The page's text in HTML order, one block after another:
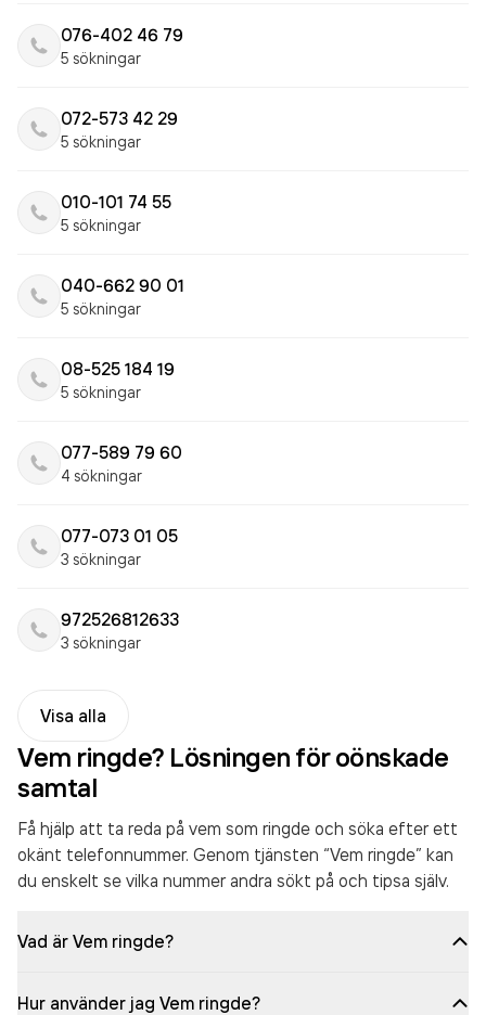
076-402 46 79
5 sökningar
072-573 42 29
5 sökningar
010-101 74 55
5 sökningar
040-662 90 01
5 sökningar
08-525 184 19
5 sökningar
077-589 79 60
4 sökningar
077-073 01 05
3 sökningar
972526812633
3 sökningar
Visa alla
Vem ringde? Lösningen för oönskade
samtal
Få hjälp att ta reda på vem som ringde och söka efter ett
okänt telefonnummer. Genom tjänsten “Vem ringde” kan
du enskelt se vilka nummer andra sökt på och tipsa själv.
Vad är Vem ringde?
Hur använder jag Vem ringde?